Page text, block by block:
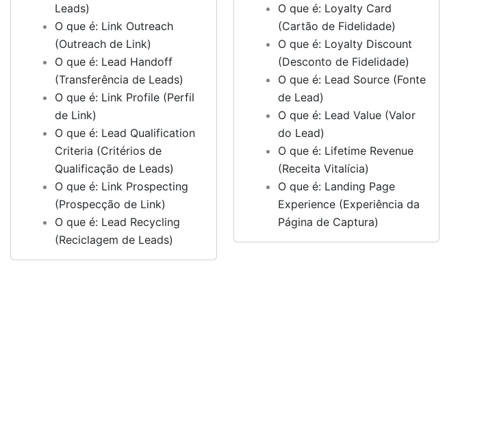
Leads)
O que é: Link Outreach
(Outreach de Link)
O que é: Lead Handoff
(Transferência de Leads)
O que é: Link Profile (Perfil
de Link)
O que é: Lead Qualification
Criteria (Critérios de
Qualificação de Leads)
O que é: Link Prospecting
(Prospecção de Link)
O que é: Lead Recycling
(Reciclagem de Leads)
O que é: Loyalty Card
(Cartão de Fidelidade)
O que é: Loyalty Discount
(Desconto de Fidelidade)
O que é: Lead Source (Fonte
de Lead)
O que é: Lead Value (Valor
do Lead)
O que é: Lifetime Revenue
(Receita Vitalícia)
O que é: Landing Page
Experience (Experiência da
Página de Captura)